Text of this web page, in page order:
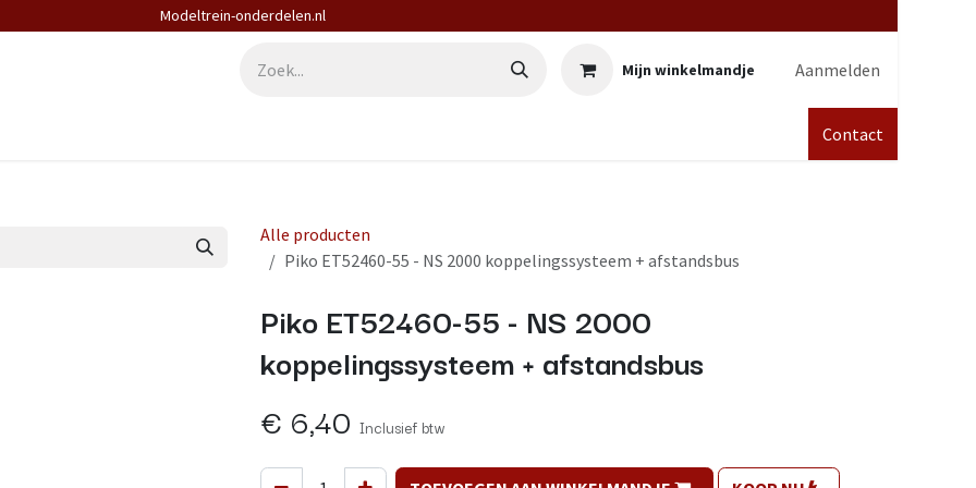
Modeltrein-onderdelen.nl
Mijn winkelmandje Aanmelden
Contact
Alle producten
Piko ET52460-55 - NS 2000 koppelingssysteem + afstandsbus
Piko ET52460-55 - NS 2000
koppelingssysteem + afstandsbus
€ 6,40 Inclusief btw